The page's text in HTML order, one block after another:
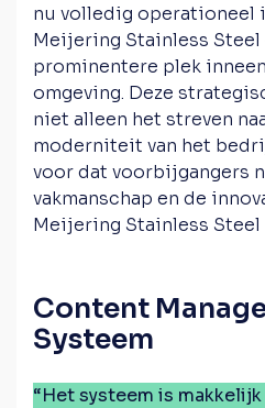
nu volledig operationeel
Meijering Stainless Steel
prominentere plek
omgeving. Deze
niet alleen het streven
moderniteit van het
voor dat voorbijgangers
vakmanschap en de
Meijering Stainless Steel
Content
Systeem
“Het systeem is